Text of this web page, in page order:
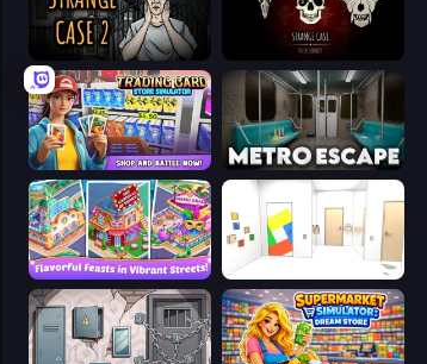
Escape Room: Strange Case 2
Trading Card Store Simulator Metro Escape
Mom's Diary 2 Mirror Room Escape